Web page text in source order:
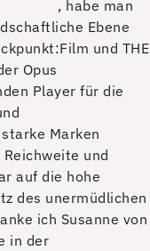
, habe man
Ebene
und THE
Opus
Player für die
Marken
und
auf die hohe
des unermüdlichen
ich Susanne von
in der